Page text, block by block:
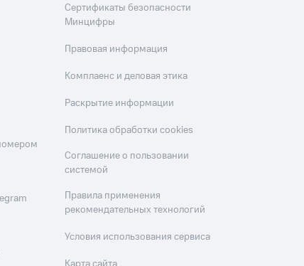
Сертификаты безопасности
Минцифры
Правовая информация
Комплаенс и деловая этика
Раскрытие информации
Политика обработки cookies
Соглашение о пользовании
системой
Правила применения
рекомендательных технологий
Условия использования сервиса